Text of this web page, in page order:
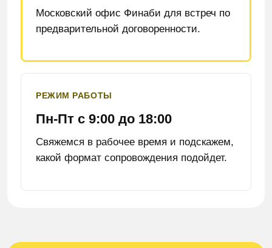
Московский офис Финаби для встреч по
предварительной договоренности.
РЕЖИМ РАБОТЫ
Пн-Пт с 9:00 до 18:00
Свяжемся в рабочее время и подскажем,
какой формат сопровождения подойдет.